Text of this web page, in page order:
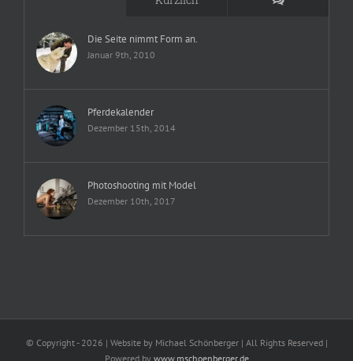
Die Seite nimmt Form an.
Januar 9th, 2010
Pferdekalender
Dezember 15th, 2014
Photoshooting mit Model
Dezember 10th, 2017
© Copyright - 2026 | Website by Michael Schönberger | All Rights Reserved |
Powered by www.mschoenberger.de